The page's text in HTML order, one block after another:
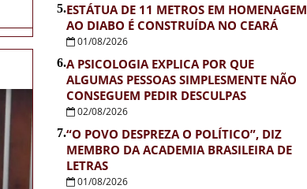
5.ESTÁTUA DE 11 METROS EM HOMENAGEM
AO DIABO É CONSTRUÍDA NO CEARÁ
01/08/2026
6.A PSICOLOGIA EXPLICA POR QUE
ALGUMAS PESSOAS SIMPLESMENTE NÃO
CONSEGUEM PEDIR DESCULPAS
02/08/2026
7.“O POVO DESPREZA O POLÍTICO”, DIZ
MEMBRO DA ACADEMIA BRASILEIRA DE
LETRAS
01/08/2026